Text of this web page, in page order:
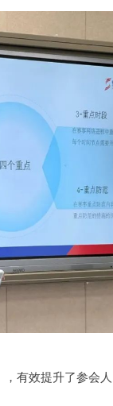
，有效提升了参会人